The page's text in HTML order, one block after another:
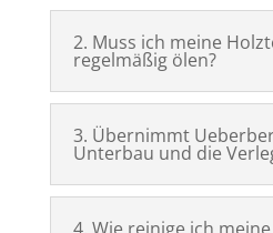
2. Muss ich meine
regelmäßig ölen?
3. Übernimmt
Unterbau und die